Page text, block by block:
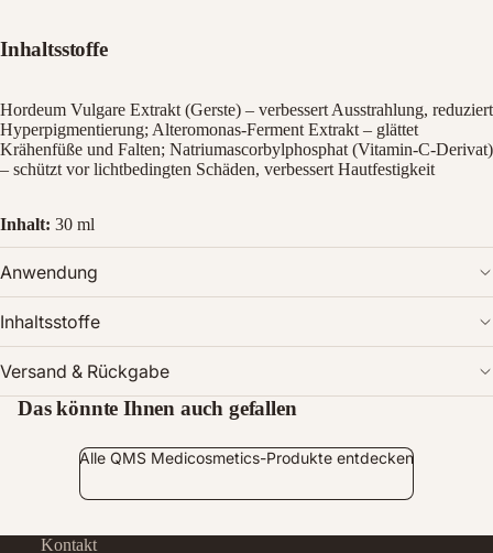
Inhaltsstoffe
Hordeum Vulgare Extrakt (Gerste) – verbessert Ausstrahlung, reduziert
Hyperpigmentierung; Alteromonas-Ferment Extrakt – glättet
Krähenfüße und Falten; Natriumascorbylphosphat (Vitamin-C-Derivat)
– schützt vor lichtbedingten Schäden, verbessert Hautfestigkeit
Inhalt: 30 ml
Anwendung
Inhaltsstoffe
Versand & Rückgabe
Das könnte Ihnen auch gefallen
Alle QMS Medicosmetics-Produkte entdecken
Kontakt